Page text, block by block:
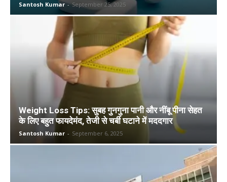
Santosh Kumar - September 25, 2025
Weight Loss Tips: सुबह गुनगुना पानी और नींबू पीना सेहत
के लिए बहुत फायदेमंद, तेजी से चर्बी घटाने में मददगार
Santosh Kumar - September 6, 2025